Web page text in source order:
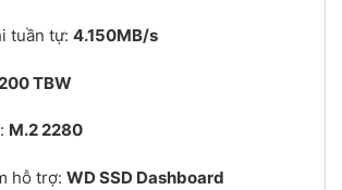
tuần tự: 4.150MB/s
TBW
M.2 2280
hỗ trợ: WD SSD Dashboard